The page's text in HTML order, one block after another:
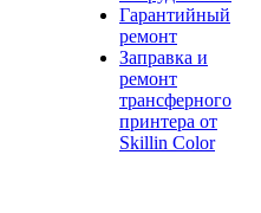
Гарантийный
ремонт
Заправка и
ремонт
трансферного
принтера от
Skillin Color